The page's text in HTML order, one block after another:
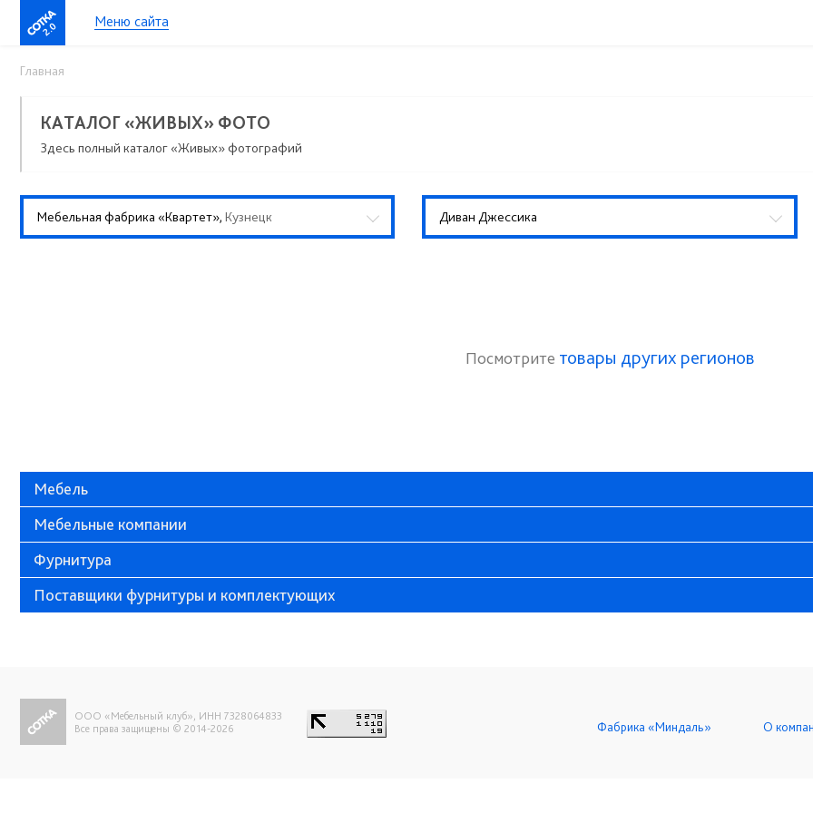
2.0 Меню сайта
Главная
КАТАЛОГ «ЖИВЫХ» ФОТО
Здесь полный каталог «Живых» фотографий
Мебельная фабрика «Квартет», Кузнецк Диван Джессика
Посмотрите товары других регионов
Мебель
Мебельные компании
Фурнитура
Поставщики фурнитуры и комплектующих
ООО «Мебельный клуб», ИНН 7328064833
Все права защищены © 2014-2026
Фабрика «Миндаль» О